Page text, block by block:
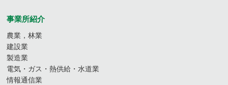
事業所紹介
農業，林業
建設業
製造業
電気・ガス・熱供給・水道業
情報通信業